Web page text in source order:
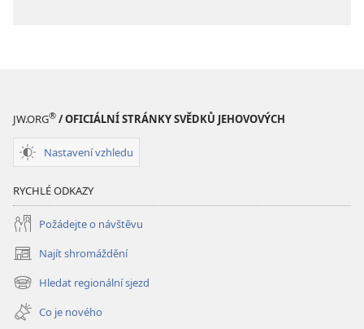
JW.ORG® / OFICIÁLNÍ STRÁNKY SVĚDKŮ JEHOVOVÝCH
Nastavení vzhledu
RYCHLÉ ODKAZY
Požádejte o návštěvu
Najít shromáždění
(otevřeno
nové
okno)
Hledat regionální sjezd
(otevřeno
nové
okno)
Co je nového